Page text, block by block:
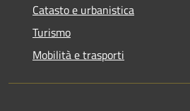
Catasto e urbanistica
Turismo
Mobilità e trasporti